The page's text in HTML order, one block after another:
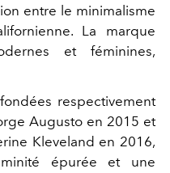
entre le minimalisme
La marque
et féminines,
respectivement
Augusto en 2015 et
Kleveland en 2016,
épurée et une